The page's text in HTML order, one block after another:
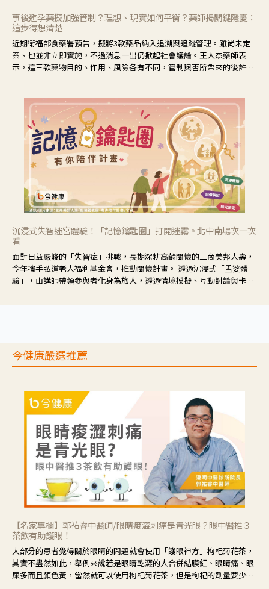
事後避孕藥擬加強管制？理想、現實如何平衡？藥師揭關鍵隱憂：
這步得想清楚
近期衛福部食藥署預告，擬將3款藥品納入追溯與追蹤管理。雖尚未定
案、也並非立即實施，不過消息一出仍掀起社會議論。王人杰藥師表
示，這三款藥物目的、作用、風險各有不同，管制與否所帶來的後許影
沉浸式失智迷宮體驗！「記憶鑰匙圈」打開迷霧。北中南場次一次
看
面對日益嚴峻的「失智症」挑戰，長期深耕高齡關懷的三商美邦人壽，
今年攜手弘道老人福利基金會，推動關懷計畫。 透過沉浸式「孟婆體
驗」，由講師帶領參與者化身為旅人，透過情境模擬、互動討論與卡牌
今健康嚴選推薦
【名家專欄】郭祐睿中醫師/眼睛痠澀刺痛是青光眼？眼中醫推３
茶飲有助護眼！
大部分的患者覺得關於眼睛的問題就會使用「護眼神方」枸杞菊花茶，
其實不盡然如此，舉例來說若是眼睛乾澀的人合併結膜紅、眼睛痛、眼
屎多而且顏色黃，當然就可以使用枸杞菊花茶，但是枸杞的劑量要少，